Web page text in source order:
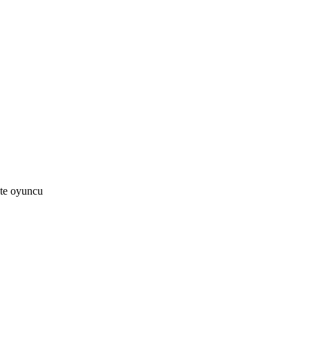
oyuncu